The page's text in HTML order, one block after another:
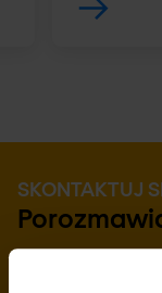
SKONTAKTUJ
Chcesz